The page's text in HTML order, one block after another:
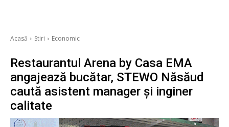
Acasă Stiri Economic
Restaurantul Arena by Casa EMA
angajează bucătar, STEWO Năsăud
caută asistent manager și inginer
calitate